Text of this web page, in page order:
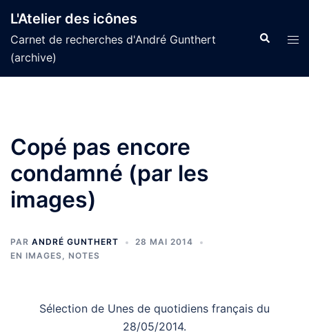
au
contenu
L'Atelier des icônes
Carnet de recherches d'André Gunthert
(archive)
Copé pas encore
condamné (par les
images)
PAR ANDRÉ GUNTHERT
28 MAI 2014
EN IMAGES, NOTES
Sélection de Unes de quotidiens français du
28/05/2014.